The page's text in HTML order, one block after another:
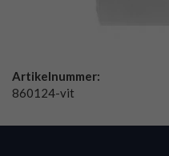
Artikelnummer:
860124-vit